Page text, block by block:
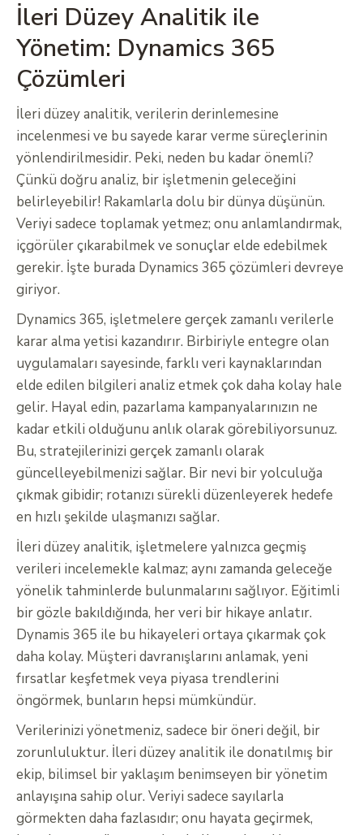
İleri Düzey Analitik ile
Yönetim: Dynamics 365
Çözümleri
İleri düzey analitik, verilerin derinlemesine
incelenmesi ve bu sayede karar verme süreçlerinin
yönlendirilmesidir. Peki, neden bu kadar önemli?
Çünkü doğru analiz, bir işletmenin geleceğini
belirleyebilir! Rakamlarla dolu bir dünya düşünün.
Veriyi sadece toplamak yetmez; onu anlamlandırmak,
içgörüler çıkarabilmek ve sonuçlar elde edebilmek
gerekir. İşte burada Dynamics 365 çözümleri devreye
giriyor.
Dynamics 365, işletmelere gerçek zamanlı verilerle
karar alma yetisi kazandırır. Birbiriyle entegre olan
uygulamaları sayesinde, farklı veri kaynaklarından
elde edilen bilgileri analiz etmek çok daha kolay hale
gelir. Hayal edin, pazarlama kampanyalarınızın ne
kadar etkili olduğunu anlık olarak görebiliyorsunuz.
Bu, stratejilerinizi gerçek zamanlı olarak
güncelleyebilmenizi sağlar. Bir nevi bir yolculuğa
çıkmak gibidir; rotanızı sürekli düzenleyerek hedefe
en hızlı şekilde ulaşmanızı sağlar.
İleri düzey analitik, işletmelere yalnızca geçmiş
verileri incelemekle kalmaz; aynı zamanda geleceğe
yönelik tahminlerde bulunmalarını sağlıyor. Eğitimli
bir gözle bakıldığında, her veri bir hikaye anlatır.
Dynamis 365 ile bu hikayeleri ortaya çıkarmak çok
daha kolay. Müşteri davranışlarını anlamak, yeni
fırsatlar keşfetmek veya piyasa trendlerini
öngörmek, bunların hepsi mümkündür.
Verilerinizi yönetmeniz, sadece bir öneri değil, bir
zorunluluktur. İleri düzey analitik ile donatılmış bir
ekip, bilimsel bir yaklaşım benimseyen bir yönetim
anlayışına sahip olur. Veriyi sadece sayılarla
görmekten daha fazlasıdır; onu hayata geçirmek,